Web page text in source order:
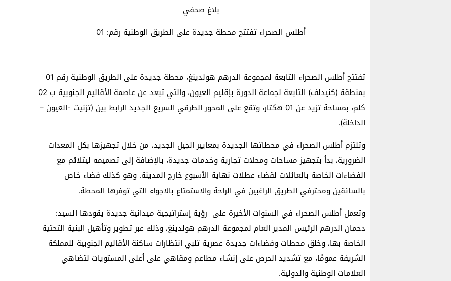
بلاغ صحفي
أطلس الصحراء تفتتح محطة جديدة على الطريق الوطنية رقم: 01
تفتتح أطلس الصحراء التابعة لمجموعة الدرهم هولدينغ، محطة جديدة على الطريق الوطنية رقم 01
بمنطقة (كنيدلف) التابعة لجماعة الدورة بإقليم العيون، والتي تبعد عن عاصمة الأقاليم الجنوبية ب 02
كلم، بمساحة تزيد عن 01 هكتار، وتقع على المحور الطرقي السريع الجديد الرابط بين (تزنيت -العيون –
الداخلة).
وتلتزم أطلس الصحراء في محطاتها الجديدة بمعايير الجيل الجديد، من خلال تجهيزها بكل المعدات
الضرورية، بدأ بتجهيز مساحات ومحلات تجارية وخدمات جديدة، بالإضافة إلى تصميمه ليتلائم مع
الفضاءات الخاصة بالعائلات لقضاء عطلات نهاية الأسبوع خارج المدينة. وهو كذلك فضاء خاص
بالسائقين ومحترفي الطريق الراغبين في الراحة والاستمتاع بالاجواء التي توفرها المحطة.
وتعمل أطلس الصحراء في السنوات الأخيرة على رؤية إستراتيجية ميدانية جديدة يقودها السيد:
دحمان الدرهم الرئيس المدير العام لمجموعة الدرهم هولدينغ، وذلك عبر تطوير وتأهيل البنية التحتية
الخاصة بها، وخلق محطات وفضاءات جديدة عصرية تلبي انتظارات ساكنة الأقاليم الجنوبية للمملكة
الشريفة عمومًا، مع تشديد الحرص على إنشاء مطاعم ومقاهي على أعلى المستويات لتضاهي
العلامات الوطنية والدولية.